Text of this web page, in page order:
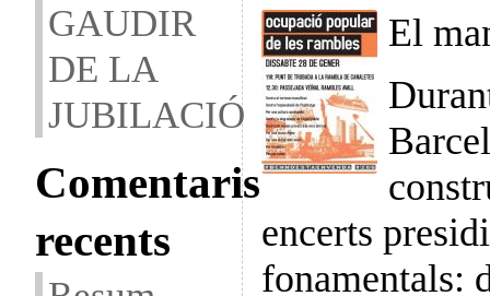
GAUDIR
DE LA
JUBILACIÓ
Comentaris
recents
El
encerts
fonamentals: